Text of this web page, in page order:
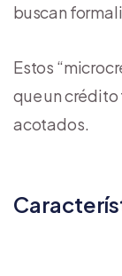
buscan
Estos
que un
acotados.